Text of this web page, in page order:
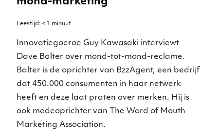
Leestijd: < 1 minuut
Innovatiegoeroe Guy Kawasaki interviewt
Dave Balter over mond-tot-mond-reclame.
Balter is de oprichter van BzzAgent, een bedrijf
dat 450.000 consumenten in haar netwerk
heeft en deze laat praten over merken. Hij is
ook medeoprichter van The Word of Mouth
Marketing Association.